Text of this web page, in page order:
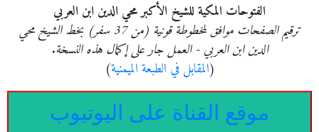
الفتوحات المكية للشيخ الأكبر محي الدين ابن العربي
ترقيم الصفحات موافق لمخطوطة قونية (من 37 سفر) بخط الشيخ محي
الدين ابن العربي - العمل جار على إكمال هذه النسخة.
(المقابل في الطبعة الميمنية)
موقع القناة على اليوتيوب